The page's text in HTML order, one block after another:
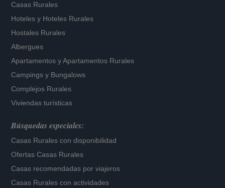
Casas Rurales
Hoteles y Hoteles Rurales
Hostales Rurales
Albergues
Apartamentos yApartamentos Rurales
Campings y Bungalows
Complejos Rurales
Viviendas turísticas
Búsquedas especiales:
Casas Rurales con disponibilidad
Ofertas Casas Rurales
Casas recomendadas por viajeros
Casas Rurales con actividades